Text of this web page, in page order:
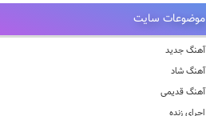
موضوعات سایت
آهنگ جدید
آهنگ شاد
آهنگ قدیمی
اجرای زنده